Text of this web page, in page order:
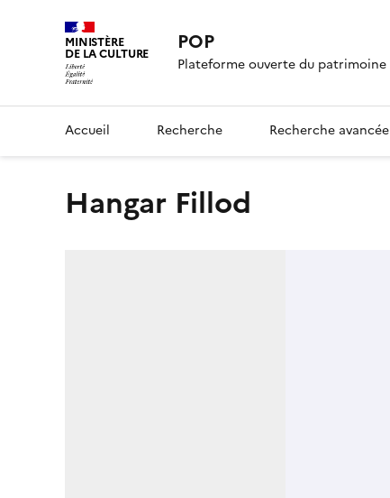
MINISTÈRE
DE LA CULTURE POP
Plateforme ouverte du patrimoine
Accueil Recherche Recherche avancée
Hangar Fillod